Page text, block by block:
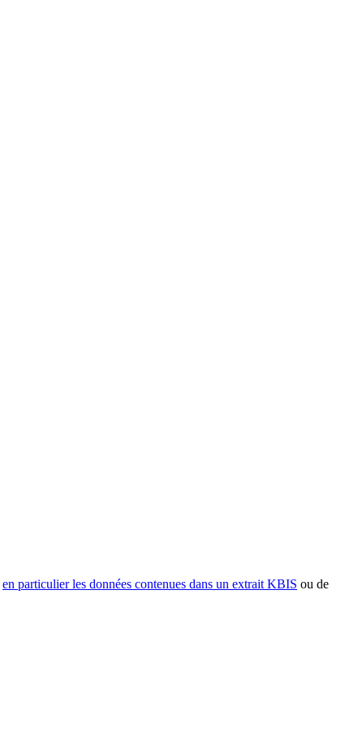
en particulier les données contenues dans un extrait KBIS ou de